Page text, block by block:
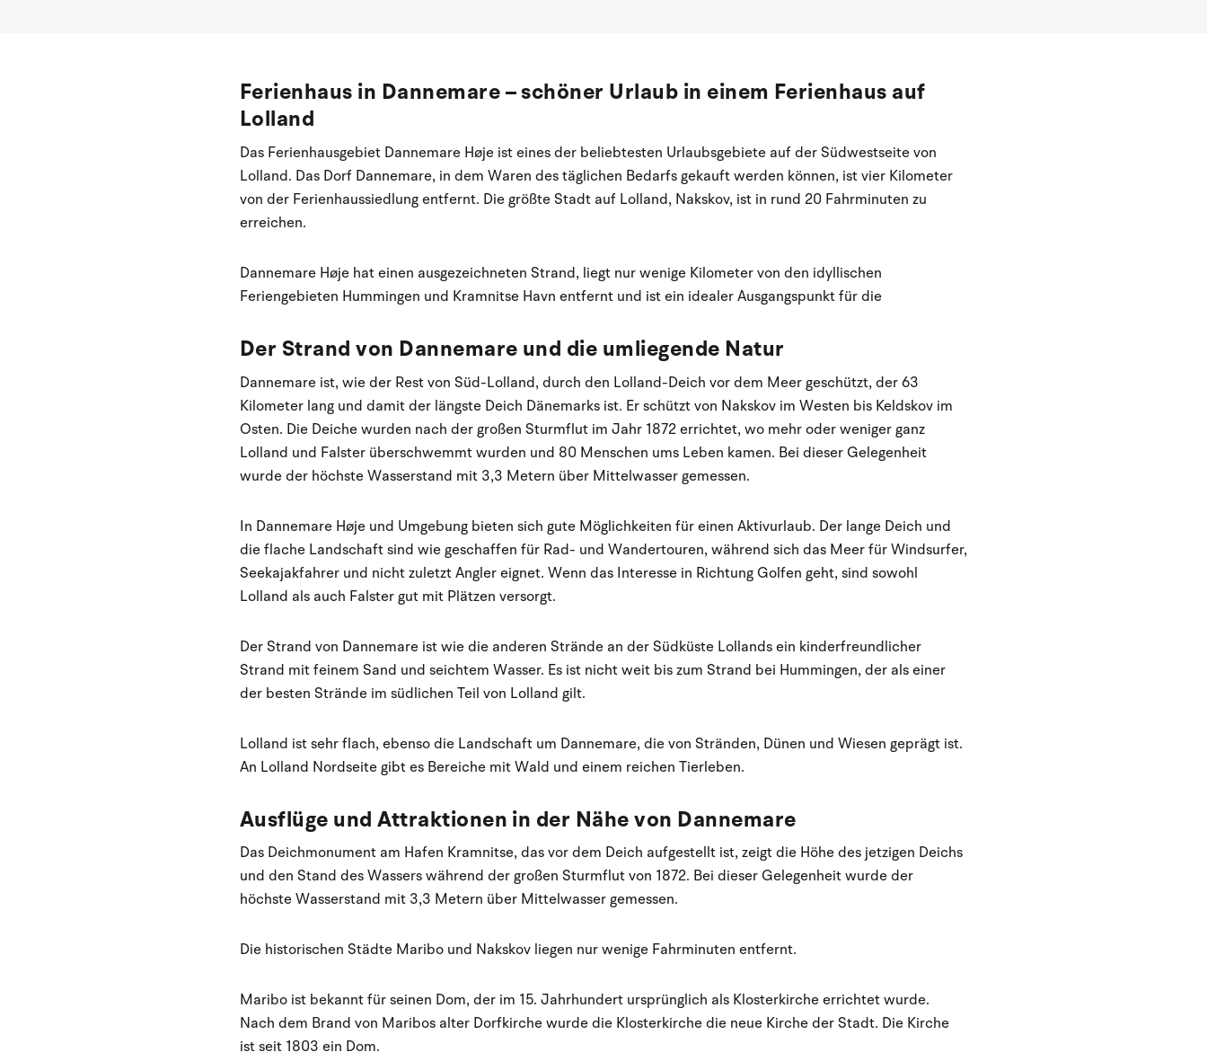
Ferienhaus in Dannemare – schöner Urlaub in einem Ferienhaus auf
Lolland
Das Ferienhausgebiet Dannemare Høje ist eines der beliebtesten Urlaubsgebiete auf der Südwestseite von
Lolland. Das Dorf Dannemare, in dem Waren des täglichen Bedarfs gekauft werden können, ist vier Kilometer
von der Ferienhaussiedlung entfernt. Die größte Stadt auf Lolland, Nakskov, ist in rund 20 Fahrminuten zu
erreichen.
Dannemare Høje hat einen ausgezeichneten Strand, liegt nur wenige Kilometer von den idyllischen
Feriengebieten Hummingen und Kramnitse Havn entfernt und ist ein idealer Ausgangspunkt für die
Der Strand von Dannemare und die umliegende Natur
Dannemare ist, wie der Rest von Süd-Lolland, durch den Lolland-Deich vor dem Meer geschützt, der 63
Kilometer lang und damit der längste Deich Dänemarks ist. Er schützt von Nakskov im Westen bis Keldskov im
Osten. Die Deiche wurden nach der großen Sturmflut im Jahr 1872 errichtet, wo mehr oder weniger ganz
Lolland und Falster überschwemmt wurden und 80 Menschen ums Leben kamen. Bei dieser Gelegenheit
wurde der höchste Wasserstand mit 3,3 Metern über Mittelwasser gemessen.
In Dannemare Høje und Umgebung bieten sich gute Möglichkeiten für einen Aktivurlaub. Der lange Deich und
die flache Landschaft sind wie geschaffen für Rad- und Wandertouren, während sich das Meer für Windsurfer,
Seekajakfahrer und nicht zuletzt Angler eignet. Wenn das Interesse in Richtung Golfen geht, sind sowohl
Lolland als auch Falster gut mit Plätzen versorgt.
Der Strand von Dannemare ist wie die anderen Strände an der Südküste Lollands ein kinderfreundlicher
Strand mit feinem Sand und seichtem Wasser. Es ist nicht weit bis zum Strand bei Hummingen, der als einer
der besten Strände im südlichen Teil von Lolland gilt.
Lolland ist sehr flach, ebenso die Landschaft um Dannemare, die von Stränden, Dünen und Wiesen geprägt ist.
An Lolland Nordseite gibt es Bereiche mit Wald und einem reichen Tierleben.
Ausflüge und Attraktionen in der Nähe von Dannemare
Das Deichmonument am Hafen Kramnitse, das vor dem Deich aufgestellt ist, zeigt die Höhe des jetzigen Deichs
und den Stand des Wassers während der großen Sturmflut von 1872. Bei dieser Gelegenheit wurde der
höchste Wasserstand mit 3,3 Metern über Mittelwasser gemessen.
Die historischen Städte Maribo und Nakskov liegen nur wenige Fahrminuten entfernt.
Maribo ist bekannt für seinen Dom, der im 15. Jahrhundert ursprünglich als Klosterkirche errichtet wurde.
Nach dem Brand von Maribos alter Dorfkirche wurde die Klosterkirche die neue Kirche der Stadt. Die Kirche
ist seit 1803 ein Dom.